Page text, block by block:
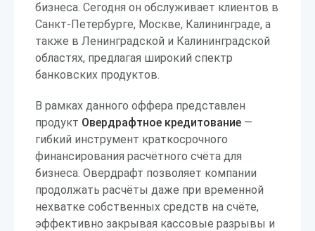
бизнеса. Сегодня он обслуживает клиентов в
Санкт-Петербурге, Москве, Калининграде, а
также в Ленинградской и Калининградской
областях, предлагая широкий спектр
банковских продуктов.
В рамках данного оффера представлен
продукт Овердрафтное кредитование —
гибкий инструмент краткосрочного
финансирования расчётного счёта для
бизнеса. Овердрафт позволяет компании
продолжать расчёты даже при временной
нехватке собственных средств на счёте,
эффективно закрывая кассовые разрывы и